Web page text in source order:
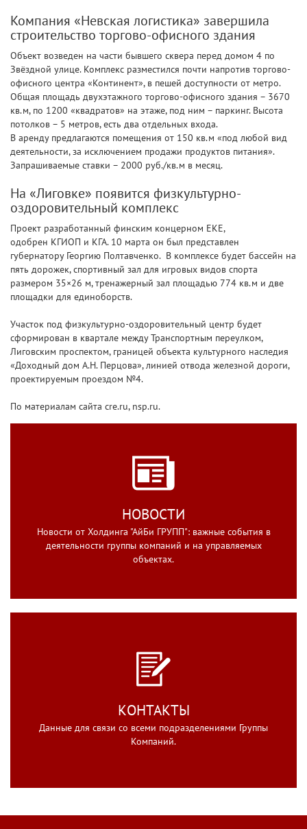
Компания «Невская логистика» завершила
строительство торгово-офисного здания
Объект возведен на части бывшего сквера перед домом 4 по
Звёздной улице. Комплекс разместился почти напротив торгово-
офисного центра «Континент», в пешей доступности от метро.
Общая площадь двухэтажного торгово-офисного здания – 3670
кв.м, по 1200 «квадратов» на этаже, под ним – паркинг. Высота
потолков – 5 метров, есть два отдельных входа.
В аренду предлагаются помещения от 150 кв.м «под любой вид
деятельности, за исключением продажи продуктов питания».
Запрашиваемые ставки – 2000 руб./кв.м в месяц.
На «Лиговке» появится физкультурно-
оздоровительный комплекс
Проект разработанный финским концерном EKE,
одобрен КГИОП и КГА. 10 марта он был представлен
губернатору Георгию Полтавченко. В комплексе будет бассейн на
пять дорожек, спортивный зал для игровых видов спорта
размером 35×26 м, тренажерный зал площадью 774 кв.м и две
площадки для единоборств.
Участок под физкультурно-оздоровительный центр будет
сформирован в квартале между Транспортным переулком,
Лиговским проспектом, границей объекта культурного наследия
«Доходный дом А.Н. Перцова», линией отвода железной дороги,
проектируемым проездом №4.
По материалам сайта cre.ru, nsp.ru.
НОВОСТИ
Новости от Холдинга "АйБи ГРУПП": важные события в
деятельности группы компаний и на управляемых
объектах.
КОНТАКТЫ
Данные для связи со всеми подразделениями Группы
Компаний.